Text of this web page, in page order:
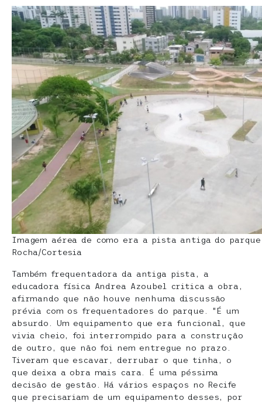
Imagem aérea de como era a pista antiga do
Rocha/Cortesia
Também frequentadora da antiga pista, a
educadora física Andrea Azoubel critica a obra,
afirmando que não houve nenhuma discussão
prévia com os frequentadores do parque. “É um
absurdo. Um equipamento que era funcional, que
vivia cheio, foi interrompido para a construção
de outro, que não foi nem entregue no prazo.
Tiveram que escavar, derrubar o que tinha, o
que deixa a obra mais cara. É uma péssima
decisão de gestão. Há vários espaços no Recife
que precisariam de um equipamento desses, por